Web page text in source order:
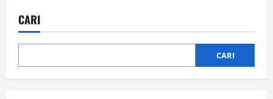
CARI
CARI